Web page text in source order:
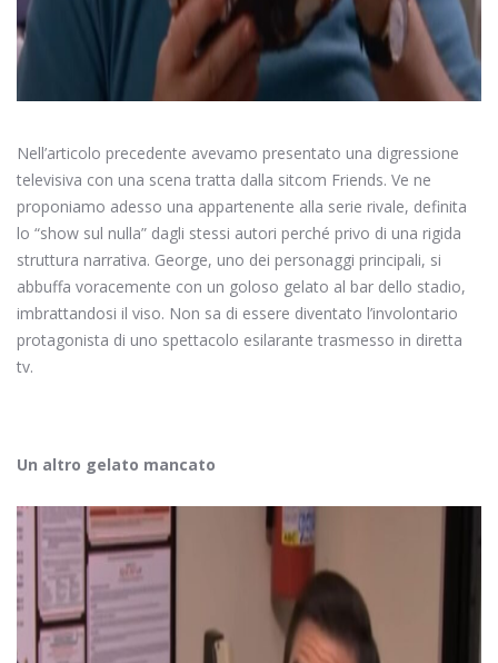
Nell’articolo precedente avevamo presentato una digressione
televisiva con una scena tratta dalla sitcom Friends. Ve ne
proponiamo adesso una appartenente alla serie rivale, definita
lo “show sul nulla” dagli stessi autori perché privo di una rigida
struttura narrativa. George, uno dei personaggi principali, si
abbuffa voracemente con un goloso gelato al bar dello stadio,
imbrattandosi il viso. Non sa di essere diventato l’involontario
protagonista di uno spettacolo esilarante trasmesso in diretta
tv.
Un altro gelato mancato